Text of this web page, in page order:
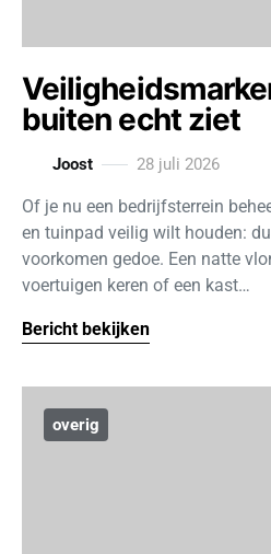
buiten echt ziet
Joost 28 juli 2026
Of je nu een bedrijfsterrein
en tuinpad veilig wilt houden:
voorkomen gedoe. Een natte
voertuigen keren of een kast…
Bericht bekijken
overig